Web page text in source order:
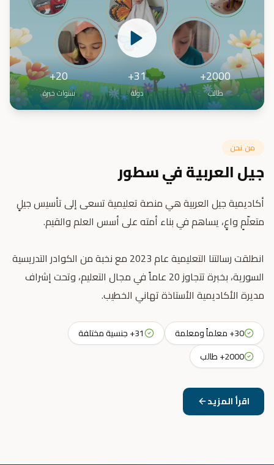
2000+
طالب
31+
دولة
20+
سنوات خبرة
من نحن
جيل العربية في سطور
أكاديمية جيل العربية هي منصة تعليمية تسعى إلى تأسيس جيلٍ
انطلقت رسالتنا التعليمية عام 2023 مع نخبة من الكوادر التدريسية
السورية، بخبرة تتجاوز 20 عاماً في مجال التعليم، وتحت إشراف
مديرة الأكاديمية الأستاذة تهاني الخطيب.
30+ معلماً ومعلمة
31+ جنسية مختلفة
2000+ طالب
اقرأ المزيد